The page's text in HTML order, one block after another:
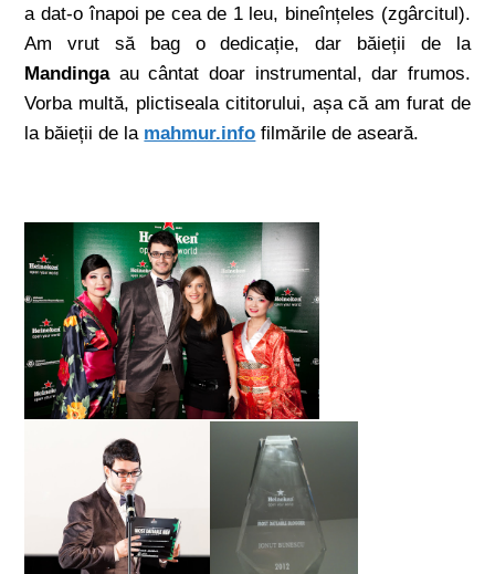
a dat-o înapoi pe cea de 1 leu, bineînțeles (zgârcitul).
Am vrut să bag o dedicație, dar băieții de la
Mandingaau cântat doar instrumental, dar frumos.
Vorba multă, plictiseala cititorului, așa că am furat de
la băieții de la mahmur.info filmările de aseară.